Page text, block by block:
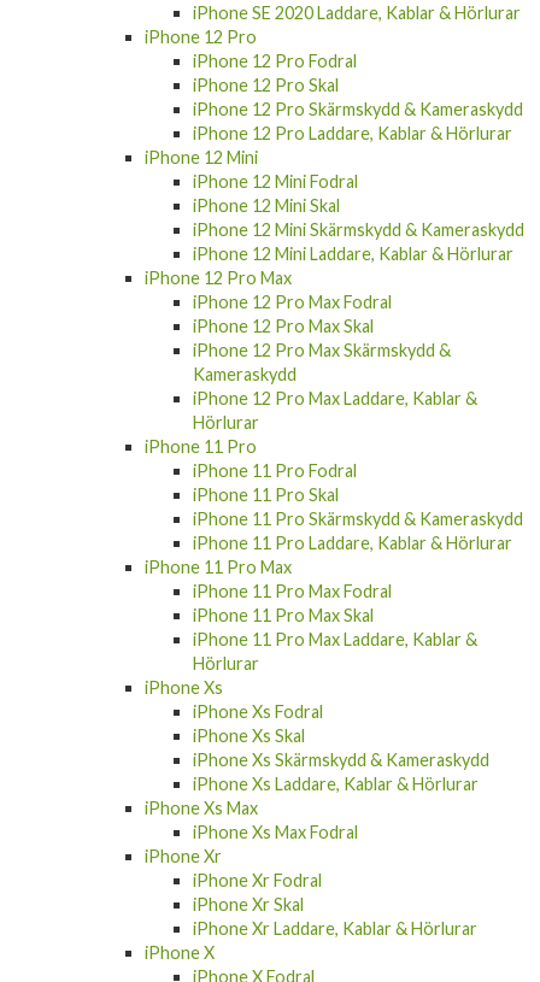
iPhone SE 2020 Laddare, Kablar & Hörlurar
iPhone 12 Pro
iPhone 12 Pro Fodral
iPhone 12 Pro Skal
iPhone 12 Pro Skärmskydd & Kameraskydd
iPhone 12 Pro Laddare, Kablar & Hörlurar
iPhone 12 Mini
iPhone 12 Mini Fodral
iPhone 12 Mini Skal
iPhone 12 Mini Skärmskydd & Kameraskydd
iPhone 12 Mini Laddare, Kablar & Hörlurar
iPhone 12 Pro Max
iPhone 12 Pro Max Fodral
iPhone 12 Pro Max Skal
iPhone 12 Pro Max Skärmskydd &
Kameraskydd
iPhone 12 Pro Max Laddare, Kablar &
Hörlurar
iPhone 11 Pro
iPhone 11 Pro Fodral
iPhone 11 Pro Skal
iPhone 11 Pro Skärmskydd & Kameraskydd
iPhone 11 Pro Laddare, Kablar & Hörlurar
iPhone 11 Pro Max
iPhone 11 Pro Max Fodral
iPhone 11 Pro Max Skal
iPhone 11 Pro Max Laddare, Kablar &
Hörlurar
iPhone Xs
iPhone Xs Fodral
iPhone Xs Skal
iPhone Xs Skärmskydd & Kameraskydd
iPhone Xs Laddare, Kablar & Hörlurar
iPhone Xs Max
iPhone Xs Max Fodral
iPhone Xr
iPhone Xr Fodral
iPhone Xr Skal
iPhone Xr Laddare, Kablar & Hörlurar
iPhone X
iPhone X Fodral